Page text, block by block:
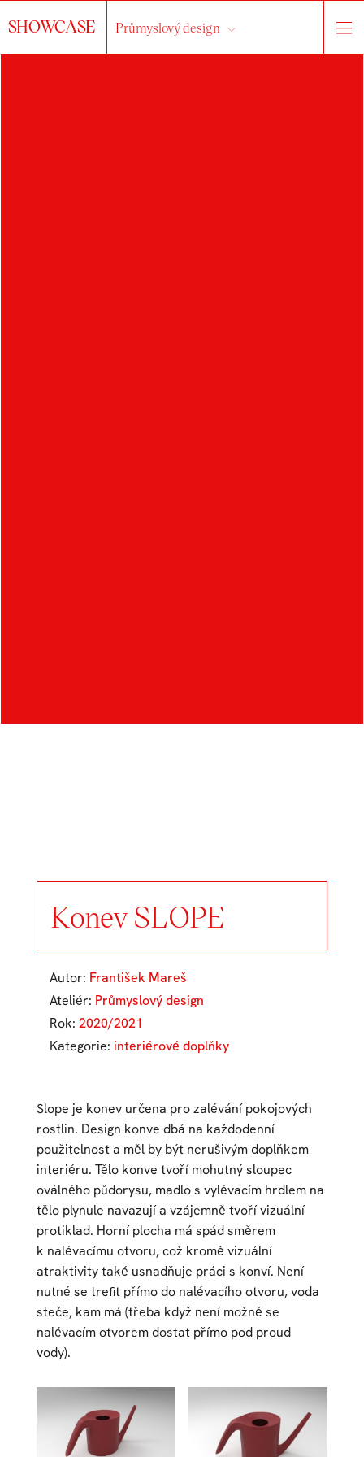
SHOWCASE Průmyslový design
Konev SLOPE
Autor: František Mareš
Ateliér: Průmyslový design
Rok: 2020/2021
Kategorie: interiérové doplňky
Slope je konev určena pro zalévání pokojových
rostlin. Design konve dbá na každodenní
použitelnost a měl by být nerušivým doplňkem
interiéru. Tělo konve tvoří mohutný sloupec
oválného půdorysu, madlo s vylévacím hrdlem na
tělo plynule navazují a vzájemně tvoří vizuální
protiklad. Horní plocha má spád směrem
k nalévacímu otvoru, což kromě vizuální
atraktivity také usnadňuje práci s konví. Není
nutné se trefit přímo do nalévacího otvoru, voda
steče, kam má (třeba když není možné se
nalévacím otvorem dostat přímo pod proud
vody).